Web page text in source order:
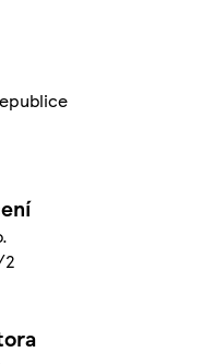
2